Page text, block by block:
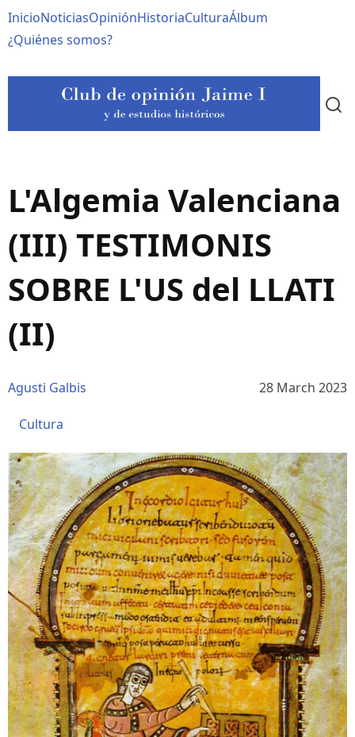
al
contenido
Navegación
principal
InicioNoticiasOpiniónHistoriaCulturaÁlbum
¿Quiénes somos?
L'Algemia Valenciana
(III) TESTIMONIS
SOBRE L'US del LLATI
(II)
Agusti Galbis 28 March 2023
Cultura